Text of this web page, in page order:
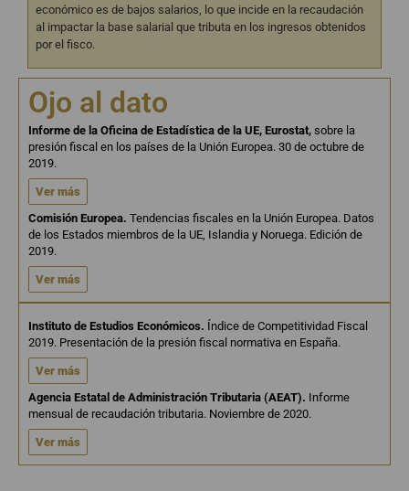
económico es de bajos salarios, lo que incide en la recaudación
al impactar la base salarial que tributa en los ingresos obtenidos
por el fisco.
Ojo al dato
Informe de la Oficina de Estadística de la UE, Eurostat, sobre la
presión fiscal en los países de la Unión Europea. 30 de octubre de
2019.
Ver más
Comisión Europea. Tendencias fiscales en la Unión Europea. Datos
de los Estados miembros de la UE, Islandia y Noruega. Edición de
2019.
Ver más
Instituto de Estudios Económicos. Índice de Competitividad Fiscal
2019. Presentación de la presión fiscal normativa en España.
Ver más
Agencia Estatal de Administración Tributaria (AEAT). Informe
mensual de recaudación tributaria. Noviembre de 2020.
Ver más